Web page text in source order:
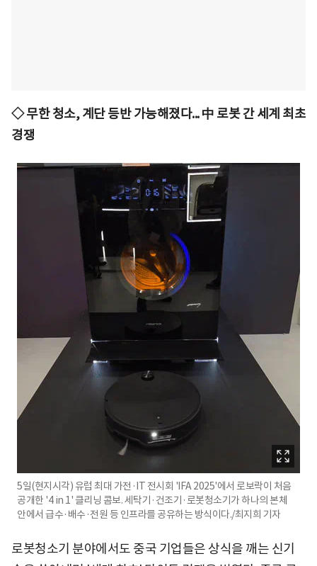
◇ 무한 청소, 계단 등반 가능해졌다... 中 로봇 간 세계 최초
경쟁
5일(현지시각) 유럽 최대 가전·IT 전시회 'IFA 2025'에서 로보락이 처음
공개한 '4 in 1' 클리닝 콤보. 세탁기·건조기·로봇청소기가 하나의 본체
안에서 급수·배수·전원 등 인프라를 공유하는 방식이다./최지희 기자
로봇청소기 분야에서도 중국 기업들은 상식을 깨는 신기